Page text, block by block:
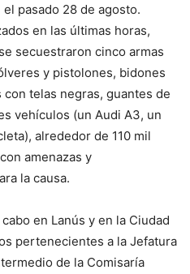
pasado 28 de agosto.
en las últimas horas,
secuestraron cinco armas
y pistolones, bidones
telas negras, guantes de
vehículos (un Audi A3, un
alrededor de 110 mil
amenazas y
la causa.
en Lanús y en la Ciudad
pertenecientes a la Jefatura
de la Comisaría